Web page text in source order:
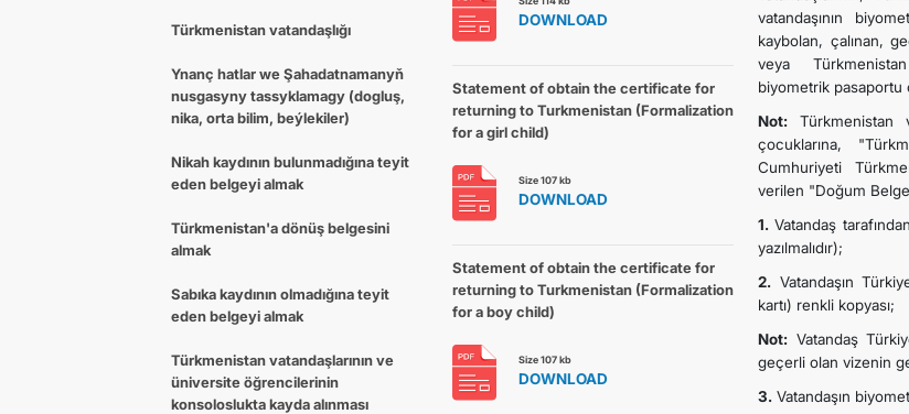
KONSOLOSLUK IŞLEMLERI
İLETIŞIM
Türkmenistan vatandaşlığı
Ynanç hatlar we Şahadatnamanyň
nusgasyny tassyklamagy (dogluş,
nika, orta bilim, beýlekiler)
Nikah kaydının bulunmadığına teyit
eden belgeyi almak
Türkmenistan'a dönüş belgesini
almak
Sabıka kaydının olmadığına teyit
eden belgeyi almak
Türkmenistan vatandaşlarının ve
üniversite öğrencilerinin
konsoloslukta kayda alınması
vatandaşının
kaybolan, çalınan,
veya Türkmenistan
biyometrik pasaportu
Not: Türkmenistan
çocuklarına,
Cumhuriyeti
verilen "Doğum
1. Vatandaş
yazılmalıdır);
2. Vatandaşın
kartı) renkli kopyası;
Not: Vatandaş
geçerli olan vizenin
3. Vatandaşın
DOWNLOAD
Statement of obtain the certificate for
returning to Turkmenistan (Formalization
for a girl child)
Size 107 kb
DOWNLOAD
Statement of obtain the certificate for
returning to Turkmenistan (Formalization
for a boy child)
Size 107 kb
DOWNLOAD